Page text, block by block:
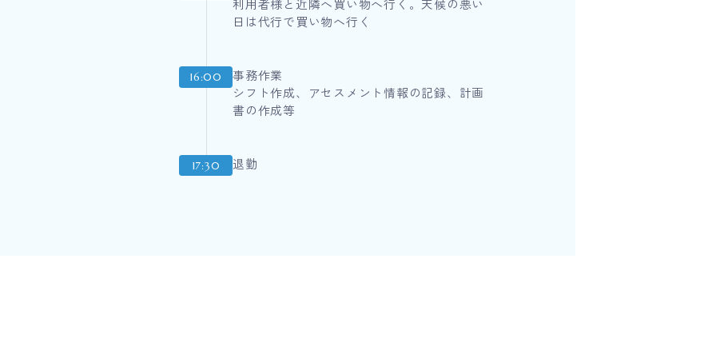
利用者様と近隣へ買い物へ行く。天候の悪い
日は代行で買い物へ行く
16:00
事務作業
シフト作成、アセスメント情報の記録、計画
書の作成等
17:30 退勤